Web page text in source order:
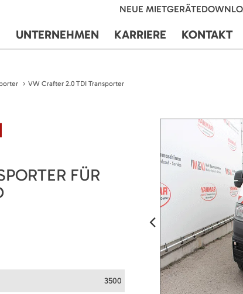
NEUE MIETGERÄTE
UNTERNEHMEN KARRIERE KONTAKT
VW Crafter 2.0 TDI Transporter
FÜR
3500